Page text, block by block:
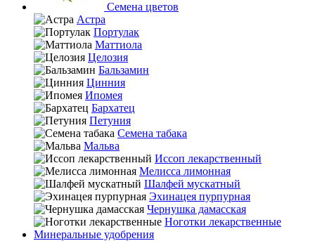
Семена цветов
Астра
Портулак
Маттиола
Целозия
Бальзамин
Цинния
Ипомея
Бархатец
Петуния
Семена табака
Мальва
Иссоп лекарственный
Мелисса лимонная
Шалфей мускатный
Эхинацея пурпурная
Чернушка дамасская
Ноготки лекарственные
Минеральные удобрения